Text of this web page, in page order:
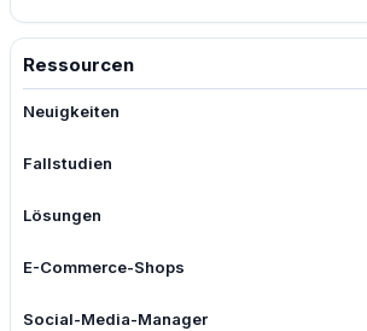
Ressourcen
Neuigkeiten
Fallstudien
Lösungen
E-Commerce-Shops
Social-Media-Manager